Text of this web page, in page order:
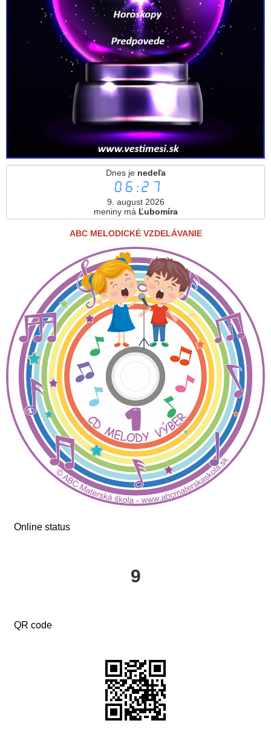
Dnes je nedeľa
06:27
9. august 2026
meniny má Ľubomíra
ABC MELODICKÉ VZDELÁVANIE
Online status
9
QR code